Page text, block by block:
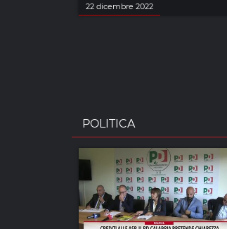
22 dicembre 2022
POLITICA